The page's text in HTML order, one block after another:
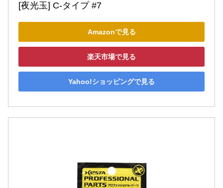
[夜光玉] C-タイプ #7
Amazonで見る
楽天市場で見る
Yahoo!ショッピングで見る